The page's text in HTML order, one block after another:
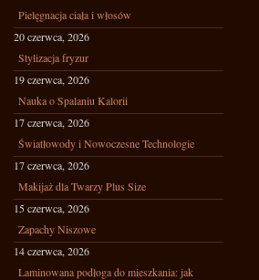
Pielęgnacja ciała i włosów
20 czerwca, 2026
Stylizacja fryzur
19 czerwca, 2026
Nauka o Spalaniu Kalorii
17 czerwca, 2026
Światłowody i Nowoczesne Technologie
17 czerwca, 2026
Makijaż dla Twarzy Plus Size
15 czerwca, 2026
Zapachy Niszowe
14 czerwca, 2026
Laminowana podłoga do mieszkania: jak